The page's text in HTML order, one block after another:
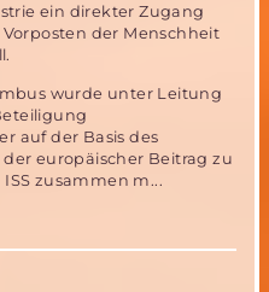
ein direkter Zugang
der Menschheit
wurde unter Leitung
auf der Basis des
europäischer Beitrag zu
zusammen m...